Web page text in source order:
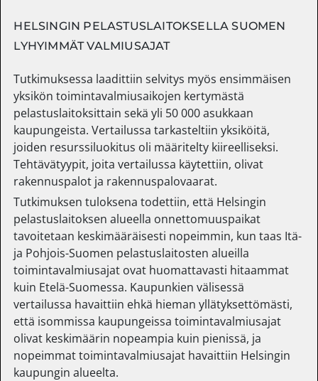
HELSINGIN PELASTUSLAITOKSELLA SUOMEN
LYHYIMMÄT VALMIUSAJAT
Tutkimuksessa laadittiin selvitys myös ensimmäisen
yksikön toimintavalmiusaikojen kertymästä
pelastuslaitoksittain sekä yli 50 000 asukkaan
kaupungeista. Vertailussa tarkasteltiin yksiköitä,
joiden resurssiluokitus oli määritelty kiireelliseksi.
Tehtävätyypit, joita vertailussa käytettiin, olivat
rakennuspalot ja rakennuspalovaarat.
Tutkimuksen tuloksena todettiin, että Helsingin
pelastuslaitoksen alueella onnettomuuspaikat
tavoitetaan keskimääräisesti nopeimmin, kun taas Itä-
ja Pohjois-Suomen pelastuslaitosten alueilla
toimintavalmiusajat ovat huomattavasti hitaammat
kuin Etelä-Suomessa. Kaupunkien välisessä
vertailussa havaittiin ehkä hieman yllätyksettömästi,
että isommissa kaupungeissa toimintavalmiusajat
olivat keskimäärin nopeampia kuin pienissä, ja
nopeimmat toimintavalmiusajat havaittiin Helsingin
kaupungin alueelta.